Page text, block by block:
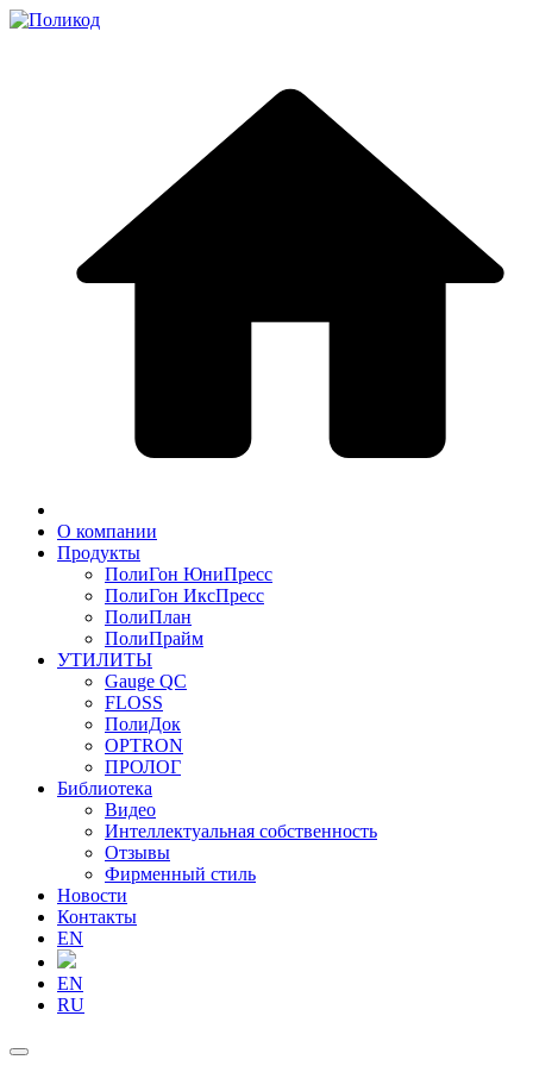
О компании
Продукты
ПолиГон ЮниПресс
ПолиГон ИксПресс
ПолиПлан
ПолиПрайм
УТИЛИТЫ
Gauge QC
FLOSS
ПолиДок
OPTRON
ПРОЛОГ
Библиотека
Видео
Интеллектуальная собственность
Отзывы
Фирменный стиль
Новости
Контакты
EN
EN
RU